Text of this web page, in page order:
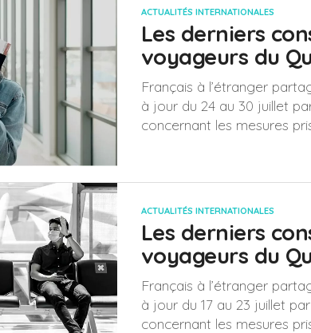
ACTUALITÉS INTERNATIONALES
Les derniers
voyageurs du
Français à l’étranger
à jour du 24 au 30 juillet
concernant les mesures
ACTUALITÉS INTERNATIONALES
Les derniers
voyageurs du
Français à l’étranger
à jour du 17 au 23 juillet
concernant les mesures